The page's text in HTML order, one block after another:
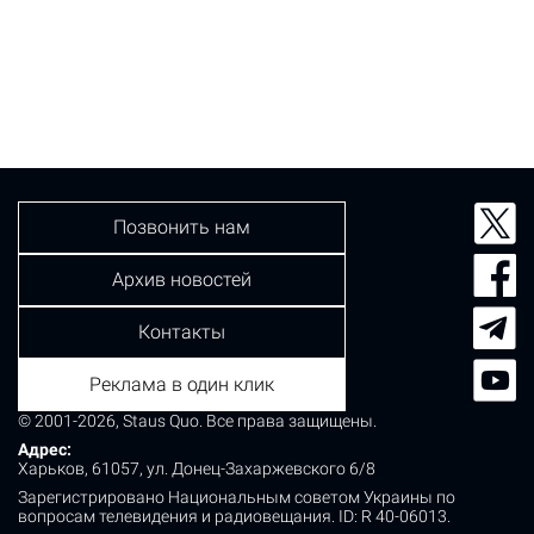
© 2001-2026, Staus Quo. Все права защищены.
Адрес:
Харьков, 61057, ул. Донец-Захаржевского 6/8
Зарегистрировано Национальным советом Украины по
вопросам телевидения и радиовещания. ID: R 40-06013.
Позвонить нам
Архив новостей
Контакты
Реклама в один клик